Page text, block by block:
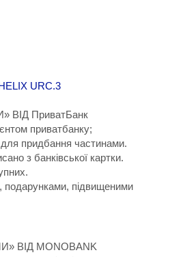
ВІД ПриватБанк
приватбанку;
придбання частинами.
з банківської картки.
подарунками, підвищеними
ВІД MONOBANK